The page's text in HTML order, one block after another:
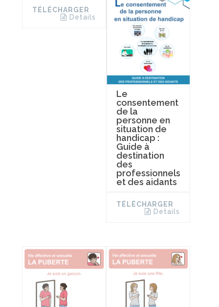
TÉLÉCHARGER
Details
Le
consentement
de la
personne en
situation de
handicap :
Guide à
destination
des
professionnels
et des aidants
TÉLÉCHARGER
Details